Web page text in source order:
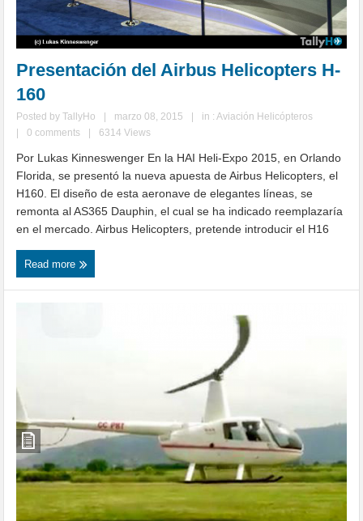
Presentación del Airbus Helicopters H-
160
Posted byTallyHo marzo 08, 2015 in :Aviación Helicópteros
0 comments 6314 Views
Por Lukas Kinneswenger En la HAI Heli-Expo 2015, en Orlando
Florida, se presentó la nueva apuesta de Airbus Helicopters, el
H160. El diseño de esta aeronave de elegantes líneas, se
remonta al AS365 Dauphin, el cual se ha indicado reemplazaría
en el mercado. Airbus Helicopters, pretende introducir el H16
Read more